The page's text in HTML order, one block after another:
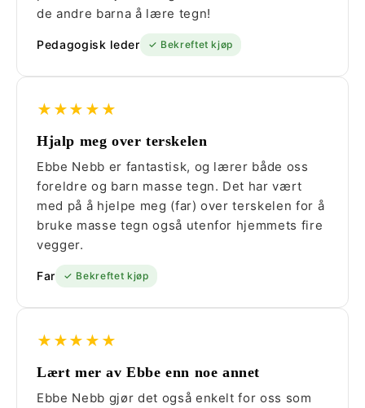
de andre barna å lære tegn!
Pedagogisk leder ✓ Bekreftet kjøp
★★★★★
Hjalp meg over terskelen
Ebbe Nebb er fantastisk, og lærer både oss
foreldre og barn masse tegn. Det har vært
med på å hjelpe meg (far) over terskelen for å
bruke masse tegn også utenfor hjemmets fire
vegger.
Far ✓ Bekreftet kjøp
★★★★★
Lært mer av Ebbe enn noe annet
Ebbe Nebb gjør det også enkelt for oss som